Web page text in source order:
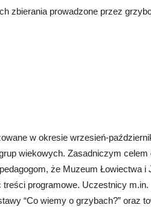
zbierania prowadzone przez
w okresie wrzesień-
wiekowych. Zasadniczym celem
że Muzeum Łowiectwa i
programowe. Uczestnicy
“Co wiemy o grzybach?” oraz